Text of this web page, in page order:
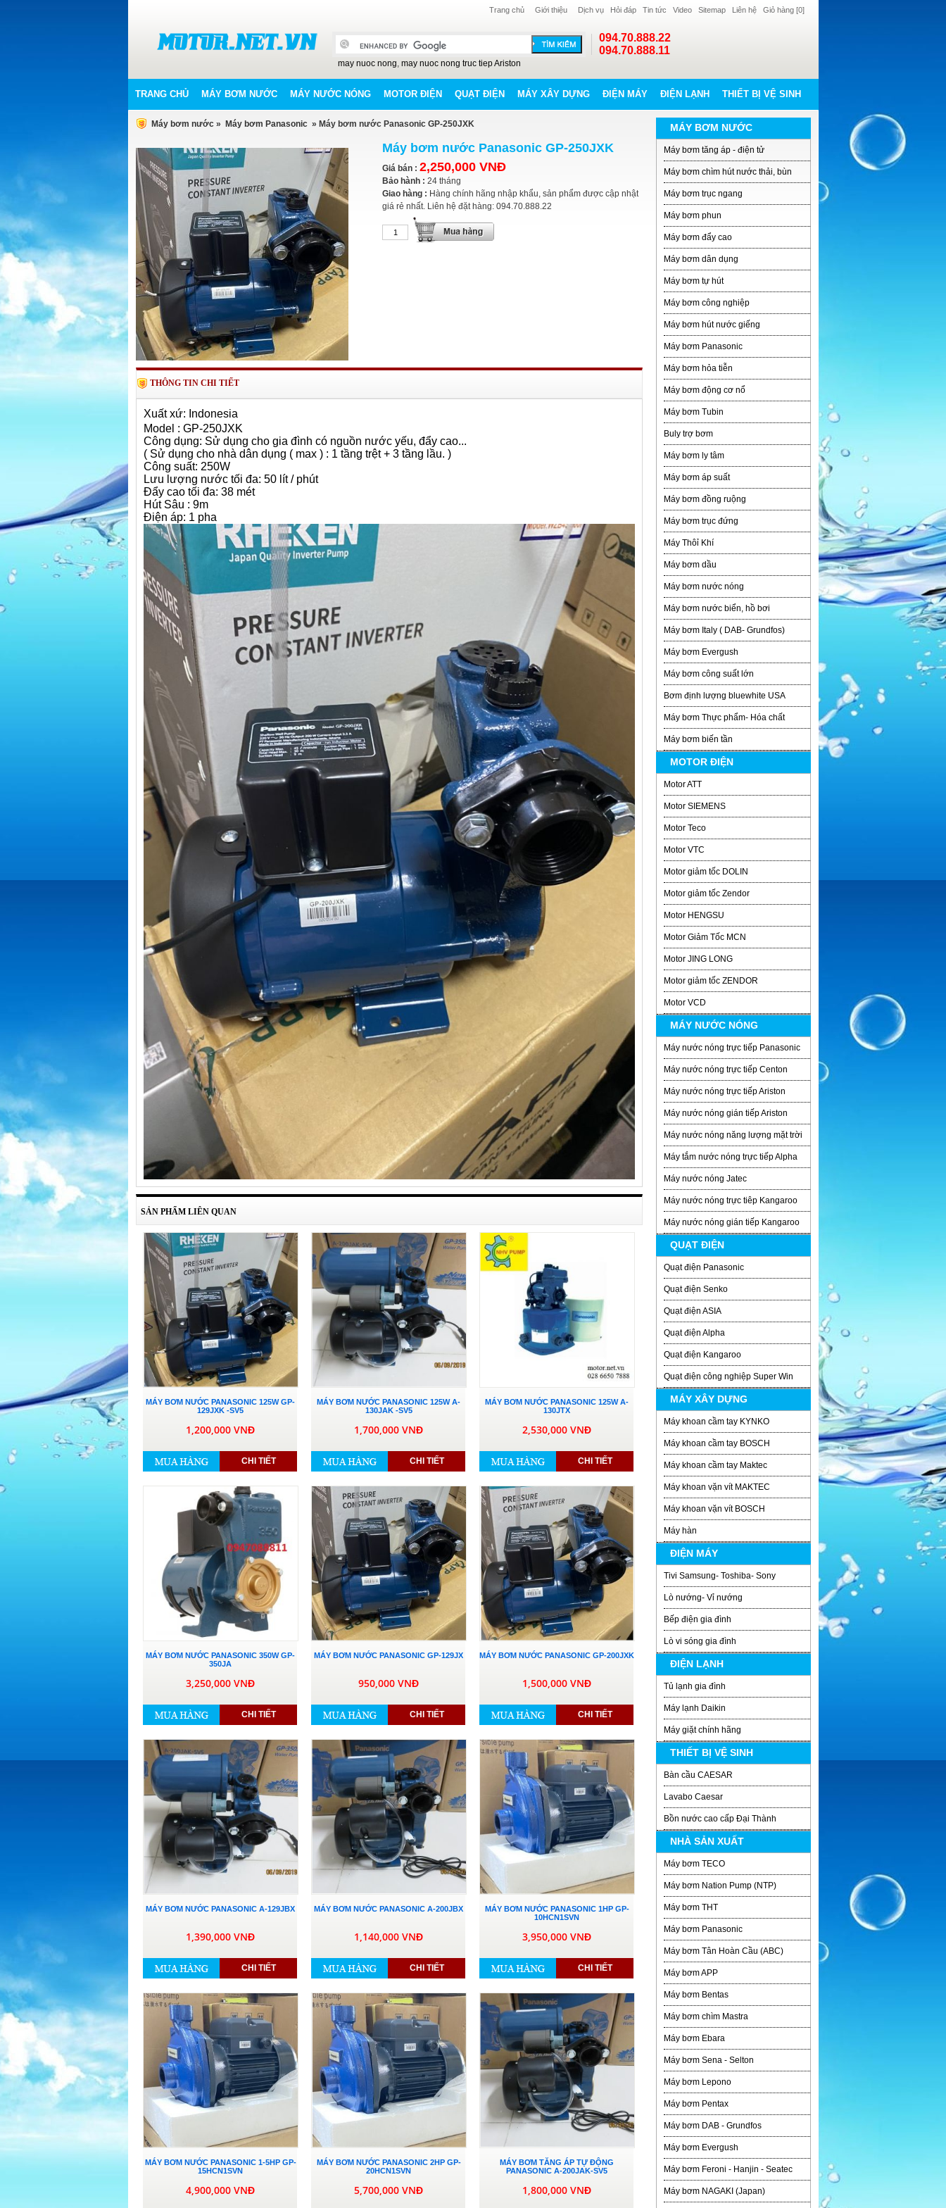
Trang chủ Giới thiệu Dịch vụ Hỏi đáp Tin tức Video Sitemap Liên hệ Giỏ hàng [0]
094.70.888.22
094.70.888.11
may nuoc nong, may nuoc nong truc tiep Ariston
TRANG CHỦ MÁY BƠM NƯỚC MÁY NƯỚC NÓNG MOTOR ĐIỆN QUẠT ĐIỆN MÁY XÂY DỰNG ĐIỆN MÁY ĐIỆN LẠNH THIẾT BỊ VỆ SINH
Máy bơm nước » Máy bơm Panasonic » Máy bơm nước Panasonic GP-250JXK
Máy bơm nước Panasonic GP-250JXK
Giá bán : 2,250,000 VNĐ
Bảo hành : 24 tháng
Giao hàng : Hàng chính hãng nhập khẩu, sản phẩm được cập nhật
giá rẻ nhất. Liên hệ đặt hàng: 094.70.888.22
THÔNG TIN CHI TIẾT
Xuất xứ: Indonesia
Model : GP-250JXK
Công dụng: Sử dụng cho gia đình có nguồn nước yếu, đẩy cao...
( Sử dụng cho nhà dân dụng ( max ) : 1 tầng trệt + 3 tầng lầu. )
Công suất: 250W
Lưu lượng nước tối đa: 50 lít / phút
Đẩy cao tối đa: 38 mét
Hút Sâu : 9m
Điện áp: 1 pha
SẢN PHẨM LIÊN QUAN
MÁY BƠM NƯỚC PANASONIC 125W GP-
129JXK -SV5
1,200,000 VNĐ
CHI TIẾT
MÁY BƠM NƯỚC PANASONIC 125W A-
130JAK -SV5
1,700,000 VNĐ
CHI TIẾT
MÁY BƠM NƯỚC PANASONIC 125W A-
130JTX
2,530,000 VNĐ
CHI TIẾT
MÁY BƠM NƯỚC PANASONIC 350W GP-
350JA
3,250,000 VNĐ
CHI TIẾT
MÁY BƠM NƯỚC PANASONIC GP-129JX
950,000 VNĐ
CHI TIẾT
MÁY BƠM NƯỚC PANASONIC GP-200JXK
1,500,000 VNĐ
CHI TIẾT
MÁY BƠM NƯỚC PANASONIC A-129JBX
1,390,000 VNĐ
CHI TIẾT
MÁY BƠM NƯỚC PANASONIC A-200JBX
1,140,000 VNĐ
CHI TIẾT
MÁY BƠM NƯỚC PANASONIC 1HP GP-
10HCN1SVN
3,950,000 VNĐ
CHI TIẾT
MÁY BƠM NƯỚC PANASONIC 1-5HP GP-
15HCN1SVN
4,900,000 VNĐ
MÁY BƠM NƯỚC PANASONIC 2HP GP-
20HCN1SVN
5,700,000 VNĐ
MÁY BƠM TĂNG ÁP TỰ ĐỘNG
PANASONIC A-200JAK-SV5
1,800,000 VNĐ
MÁY BƠM NƯỚC
Máy bơm tăng áp - điện tử
Máy bơm chìm hút nước thải, bùn
Máy bơm trục ngang
Máy bơm phun
Máy bơm đẩy cao
Máy bơm dân dụng
Máy bơm tự hút
Máy bơm công nghiệp
Máy bơm hút nước giếng
Máy bơm Panasonic
Máy bơm hỏa tiễn
Máy bơm động cơ nổ
Máy bơm Tubin
Buly trợ bơm
Máy bơm ly tâm
Máy bơm áp suất
Máy bơm đồng ruộng
Máy bơm trục đứng
Máy Thôỉ Khí
Máy bơm dầu
Máy bơm nước nóng
Máy bơm nước biển, hồ bơi
Máy bơm Italy ( DAB- Grundfos)
Máy bơm Evergush
Máy bơm công suất lớn
Bơm định lượng bluewhite USA
Máy bơm Thực phẩm- Hóa chất
Máy bơm biến tần
MOTOR ĐIỆN
Motor ATT
Motor SIEMENS
Motor Teco
Motor VTC
Motor giảm tốc DOLIN
Motor giảm tốc Zendor
Motor HENGSU
Motor Giảm Tốc MCN
Motor JING LONG
Motor giảm tốc ZENDOR
Motor VCD
MÁY NƯỚC NÓNG
Máy nước nóng trực tiếp Panasonic
Máy nước nóng trực tiếp Centon
Máy nước nóng trực tiếp Ariston
Máy nước nóng gián tiếp Ariston
Máy nước nóng năng lượng mặt trời
Máy tắm nước nóng trực tiếp Alpha
Máy nước nóng Jatec
Máy nước nóng trực tiêp Kangaroo
Máy nước nóng gián tiếp Kangaroo
QUẠT ĐIỆN
Quạt điện Panasonic
Quạt điện Senko
Quạt điện ASIA
Quạt điện Alpha
Quạt điện Kangaroo
Quạt điện công nghiệp Super Win
MÁY XÂY DỰNG
Máy khoan cầm tay KYNKO
Máy khoan cầm tay BOSCH
Máy khoan cầm tay Maktec
Máy khoan vặn vít MAKTEC
Máy khoan vặn vít BOSCH
Máy hàn
ĐIỆN MÁY
Tivi Samsung- Toshiba- Sony
Lò nướng- Vỉ nướng
Bếp điện gia đình
Lò vi sóng gia đình
ĐIỆN LẠNH
Tủ lạnh gia đình
Máy lạnh Daikin
Máy giặt chính hãng
THIẾT BỊ VỆ SINH
Bàn cầu CAESAR
Lavabo Caesar
Bồn nước cao cấp Đại Thành
NHÀ SẢN XUẤT
Máy bơm TECO
Máy bơm Nation Pump (NTP)
Máy bơm THT
Máy bơm Panasonic
Máy bơm Tân Hoàn Cầu (ABC)
Máy bơm APP
Máy bơm Bentas
Máy bơm chìm Mastra
Máy bơm Ebara
Máy bơm Sena - Selton
Máy bơm Lepono
Máy bơm Pentax
Máy bơm DAB - Grundfos
Máy bơm Evergush
Máy bơm Feroni - Hanjin - Seatec
Máy bơm NAGAKI (Japan)